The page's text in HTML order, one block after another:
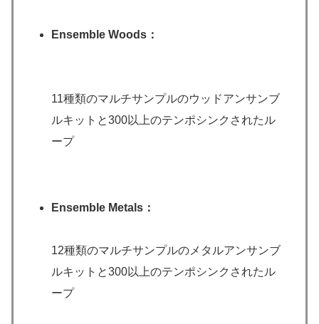
Ensemble Woods：
11種類のマルチサンプルのウッドアンサンブ
ルキットと300以上のテンポシンクされたル
ープ
Ensemble Metals：
12種類のマルチサンプルのメタルアンサンブ
ルキットと300以上のテンポシンクされたル
ープ